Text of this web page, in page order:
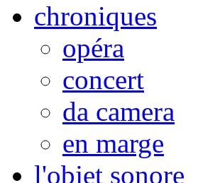
chroniques
opéra
concert
da camera
en marge
l'objet sonore